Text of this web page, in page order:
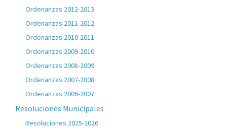
Ordenanzas 2012-2013
Ordenanzas 2011-2012
Ordenanzas 2010-2011
Ordenanzas 2009-2010
Ordenanzas 2008-2009
Ordenanzas 2007-2008
Ordenanzas 2006-2007
Resoluciones Municipales
Resoluciones 2025-2026